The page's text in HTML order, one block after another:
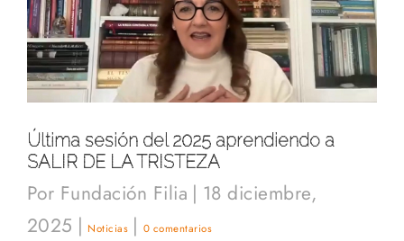
Última sesión del 2025 aprendiendo a
SALIR DE LA TRISTEZA
Por Fundación Filia | 18 diciembre,
2025 | Noticias | 0 comentarios